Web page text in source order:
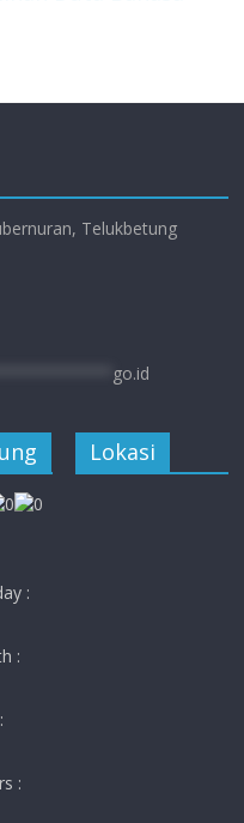
Telukbetung
go.id
:
:
:
Lokasi